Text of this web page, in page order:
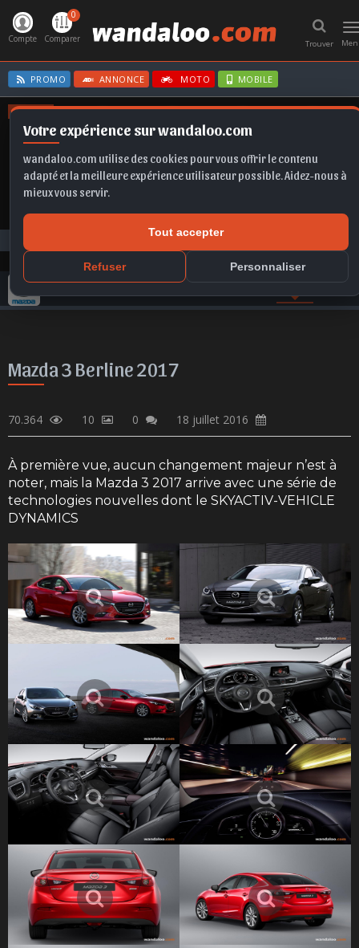
Votre expérience sur wandaloo.com
wandaloo.com utilise des cookies pour vous offrir le contenu
adapté et la meilleure expérience utilisateur possible. Aidez-nous à
mieux vous servir.
Tout accepter
Refuser Personnaliser
Trouver
Compte
0
Comparer
PROMO ANNONCE MOTO MOBILE
OFFRES
X1
3 Berline Mazda 3 Berline 2017
GAMME MAZDA COMPARER VIDEO PHOTO ACTU
Mazda 3 Berline 2017
70.364 10 0 18 juillet 2016
À première vue, aucun changement majeur n’est à
noter, mais la Mazda 3 2017 arrive avec une série de
technologies nouvelles dont le SKYACTIV-VEHICLE
DYNAMICS